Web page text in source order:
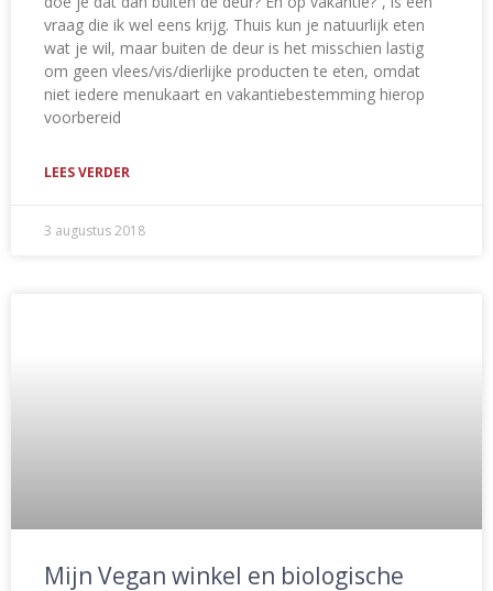
vraag die ik wel eens krijg. Thuis kun je natuurlijk eten
wat je wil, maar buiten de deur is het misschien lastig
om geen vlees/vis/dierlijke producten te eten, omdat
niet iedere menukaart en vakantiebestemming hierop
voorbereid
LEES VERDER
3 augustus 2018
Mijn Vegan winkel en biologische